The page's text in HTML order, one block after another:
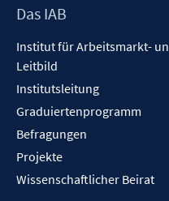
Footer
Das IAB
Institut für Arbeitsmarkt-
Leitbild
Institutsleitung
Graduiertenprogramm
Befragungen
Projekte
Wissenschaftlicher Beirat